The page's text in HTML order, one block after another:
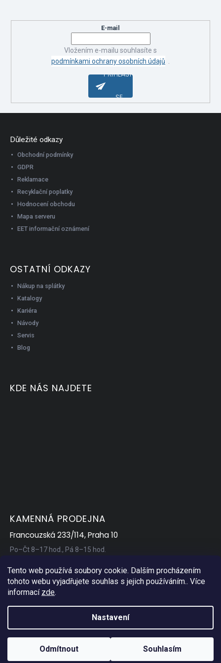
Tento web používá soubory cookie. Dalším procházením
tohoto webu vyjadřujete souhlas s jejich používáním.. Více
informací zde.
Nastavení
Odmítnout Souhlasím
E-mail
podmínkami ochrany osobních údajů
PŘIHLÁSIT
SE
Důležité odkazy
Obchodní podmínky
GDPR
Reklamace
Recyklační poplatky
Hodnocení obchodu
Mapa serveru
EET informační oznámení
OSTATNÍ ODKAZY
Nákup na splátky
Katalogy
Kariéra
Návody
Servis
Blog
KDE NÁS NAJDETE
KAMENNÁ PRODEJNA
Francouzská 233/114, Praha 10
Po–Čt 8–17 hod., Pá 8–15 hod.
Vytvořil Shoptet
Copyright 2026AP Servis. Všechna práva vyhrazena.